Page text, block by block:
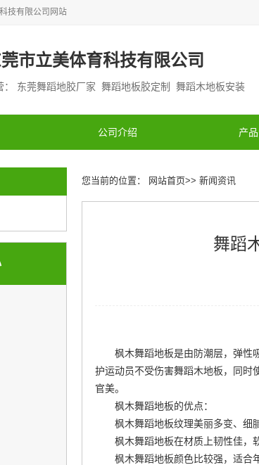
技有限公司 网站
市立美体育科技有限公司
： 东莞舞蹈地胶厂家 舞蹈地板胶定制 舞蹈木地板安装
公司介绍 产
您当前的位置： 网站首页>> 新闻资讯
舞蹈
枫木舞蹈地板是由防潮层，弹性
护运动员不受伤害舞蹈木地板，同时
官美。
枫木舞蹈地板的优点：
枫木舞蹈地板纹理美丽多变、细
枫木舞蹈地板在材质上韧性佳，
枫木舞蹈地板颜色比较强，适合